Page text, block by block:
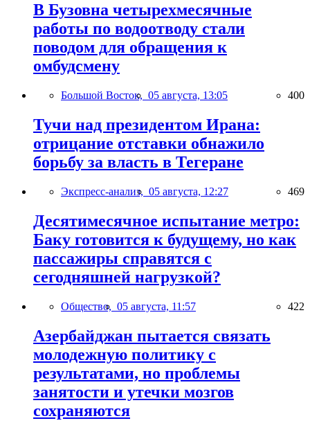
В Бузовна четырехмесячные
работы по водоотводу стали
поводом для обращения к
омбудсмену
Большой Восток, 05 августа, 13:05 400
Тучи над президентом Ирана:
отрицание отставки обнажило
борьбу за власть в Тегеране
Экспресс-анализ, 05 августа, 12:27 469
Десятимесячное испытание метро:
Баку готовится к будущему, но как
пассажиры справятся с
сегодняшней нагрузкой?
Общество, 05 августа, 11:57 422
Азербайджан пытается связать
молодежную политику с
результатами, но проблемы
занятости и утечки мозгов
сохраняются